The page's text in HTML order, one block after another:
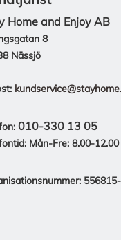
Home and Enjoy AB
8
Nässjö
010-330 13 05
Mån-Fre: 8.00-12.00